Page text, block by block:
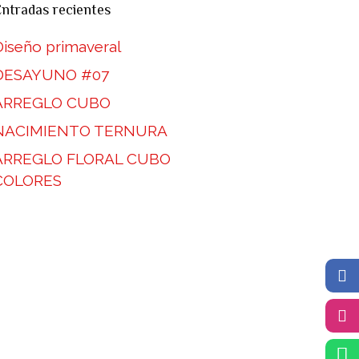
recientes
primaveral
#07
CUBO
TERNURA
FLORAL CUBO